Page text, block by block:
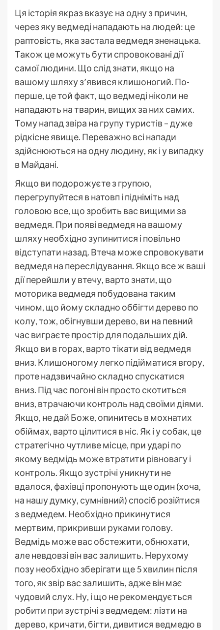
Ця історія якраз вказує на одну з причин,
через яку ведмеді нападають на людей: це
раптовість, яка застала ведмедя зненацька.
Також це можуть бути спровоковані дії
самої людини. Що слід знати, якщо на
вашому шляху з’явився клишоногий. По-
перше, це той факт, що ведмеді ніколи не
нападають на тварин, вищих за них самих.
Тому напад звіра на групу туристів – дуже
рідкісне явище. Переважно всі напади
здійснюються на одну людину, як і у випадку
в Майдані.
Якщо ви подорожуєте з групою,
перегрупуйтеся в натовп і підніміть над
головою все, що зробить вас вищими за
ведмедя. При появі ведмедя на вашому
шляху необхідно зупинитися і повільно
відступати назад. Втеча може спровокувати
ведмедя на переслідування. Якщо все ж ваші
дії перейшли у втечу, варто знати, що
моторика ведмедя побудована таким
чином, що йому складно оббігти дерево по
колу, тож, обігнувши дерево, ви на певний
час виграєте простір для подальших дій.
Якщо ви в горах, варто тікати від ведмедя
вниз. Клишоногому легко підійматися вгору,
проте надзвичайно складно спускатися
вниз. Під час погоні він просто скотиться
вниз, втрачаючи контроль над своїми діями.
Якщо, не дай Боже, опинитесь в мохнатих
обіймах, варто цілитися в ніс. Як і у собак, це
стратегічно чутливе місце, при ударі по
якому ведмідь може втратити рівновагу і
контроль. Якщо зустрічі уникнути не
вдалося, фахівці пропонують ще один (хоча,
на нашу думку, сумнівний) спосіб розійтися
з ведмедем. Необхідно прикинутися
мертвим, прикривши руками голову.
Ведмідь може вас обстежити, обнюхати,
але невдовзі він вас залишить. Нерухому
позу необхідно зберігати ще 5 хвилин після
того, як звір вас залишить, адже він має
чудовий слух. Ну, і що не рекомендується
робити при зустрічі з ведмедем: лізти на
дерево, кричати, бігти, дивитися ведмедю в